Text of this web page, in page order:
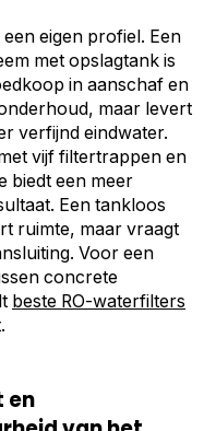
eigen profiel. Een
met opslagtank is
in aanschaf en
maar levert
verfijnd eindwater.
vijf filtertrappen en
biedt een meer
Een tankloos
ruimte, maar vraagt
Voor een
concrete
beste RO-waterfilters
en